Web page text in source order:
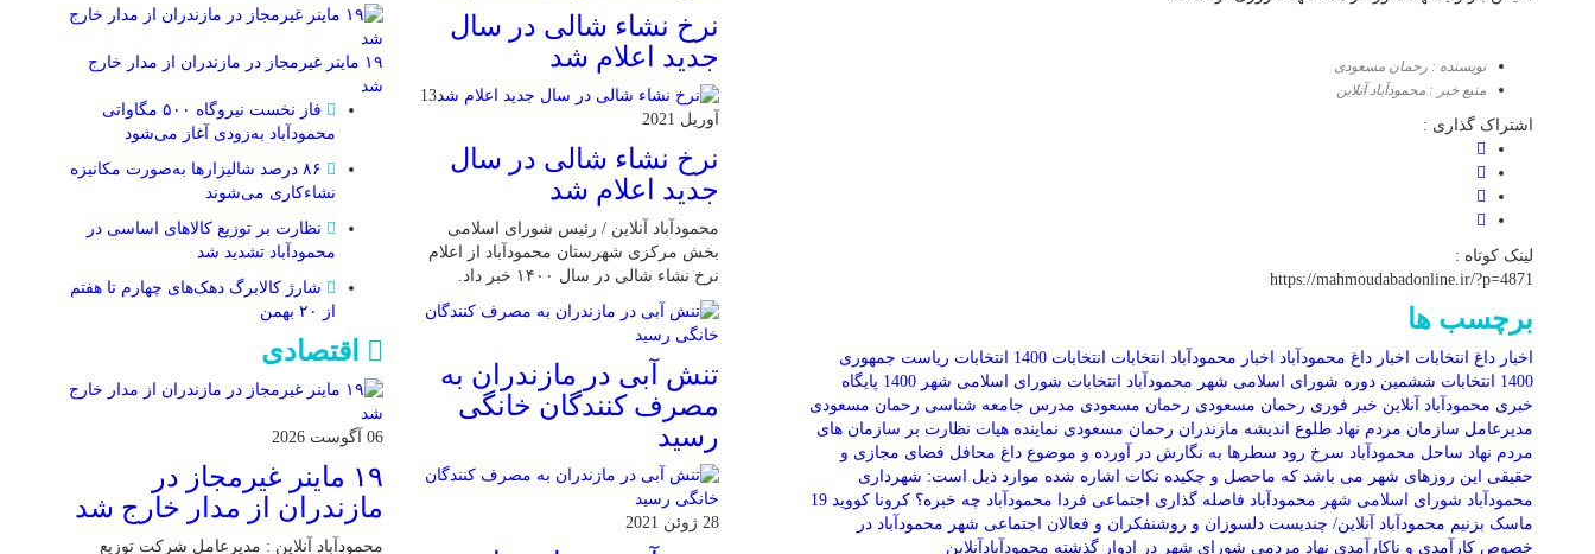
نویسنده : رحمان مسعودی
منبع خبر : محمودآباد آنلاین
اشتراک گذاری :
لینک کوتاه :
https://mahmoudabadonline.ir/?p=4871
برچسب ها
اخبار داغ انتخابات اخبار داغ محمودآباد اخبار محمودآباد انتخابات انتخابات 1400
انتخابات ریاست جمهوری
1400
انتخابات ششمین دوره شورای اسلامی شهر محمودآباد انتخابات شورای اسلامی شهر 1400
پایگاه
خبری محمودآباد آنلاین خبر فوری رحمان مسعودی رحمان مسعودی مدرس جامعه شناسی رحمان مسعودی
مدیرعامل سازمان مردم نهاد طلوع اندیشه مازندران رحمان مسعودی نماینده هیات نظارت بر سازمان های
مردم نهاد ساحل محمودآباد سرخ رود سطرها به نگارش در آورده و موضوع داغ محافل فضای مجازی و
حقیقی این روزهای شهر می باشد که ماحصل و چکیده نکات اشاره شده موارد ذیل است: شهرداری
محمودآباد شورای اسلامی شهر محمودآباد فاصله گذاری اجتماعی فردا محمودآباد چه خبره؟ کرونا کووید 19
ماسک بزنیم محمودآباد آنلاین/ چندیست دلسوزان و روشنفکران و فعالان اجتماعی شهر محمودآباد در
خصوص کارآمدی و ناکارآمدی نهاد مردمی شورای شهر در ادوار گذشته محمودآبادآنلاین
نرخ نشاء شالی در سال
جدید اعلام شد
13
آوریل 2021
نرخ نشاء شالی در سال
جدید اعلام شد
محمودآباد آنلاین / رئیس شورای اسلامی
بخش مرکزی شهرستان محمودآباد از اعلام
نرخ نشاء شالی در سال ۱۴۰۰ خبر داد.
تنش آبی در مازندران به
مصرف كنندگان خانگی
رسيد
28 ژوئن 2021
۱۹ ماینر غیرمجاز در مازندران از مدار خارج
شد
فاز نخست نیروگاه ۵۰۰ مگاواتی
محمودآباد به‌زودی آغاز می‌شود
۸۶ درصد شالیزارها به‌صورت مکانیزه
نشاءکاری می‌شوند
نظارت بر توزیع کالا‌های اساسی در
محمودآباد تشدید شد
شارژ کالابرگ دهک‌های چهارم تا هفتم
از ۲۰ بهمن
اقتصادی
06 آگوست 2026
۱۹ ماینر غیرمجاز در
مازندران از مدار خارج شد
محمودآباد آنلاین : مدیرعامل شرکت توزیع